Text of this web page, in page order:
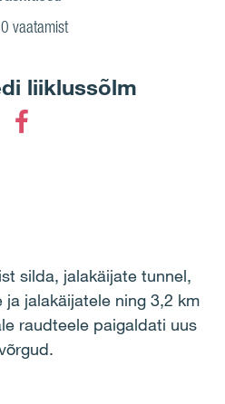
vaatamist
liiklussõlm
silda, jalakäijate tunnel,
jalakäijatele ning 3,2 km
raudteele paigaldati uus